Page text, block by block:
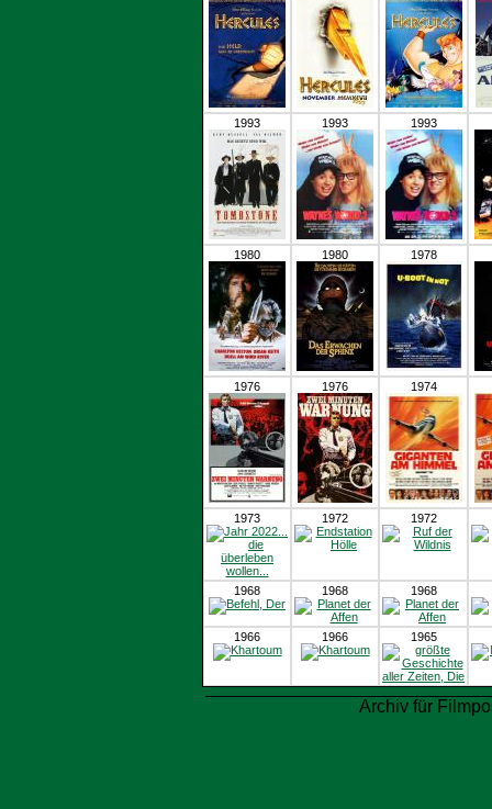
1993 1993 1993
1980 1980 1978
1976 1976 1974
1973 1972 1972
1968 1968 1968
1966 1966 1965
Archiv für